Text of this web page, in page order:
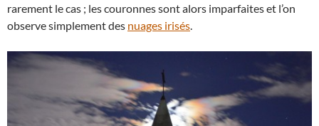
rarement le cas ; les couronnes sont alors imparfaites et l’on
observe simplement des nuages irisés